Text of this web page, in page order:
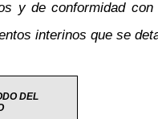
y de conformidad
interinos que se
DEL